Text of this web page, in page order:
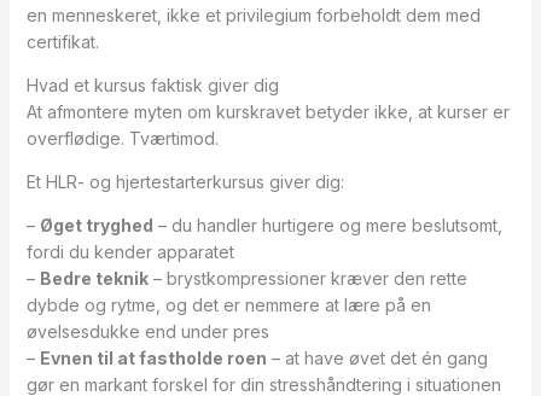
en menneskeret, ikke et privilegium forbeholdt dem med
certifikat.
Hvad et kursus faktisk giver dig
At afmontere myten om kurskravet betyder ikke, at kurser er
overflødige. Tværtimod.
Et HLR- og hjertestarterkursus giver dig:
– Øget tryghed – du handler hurtigere og mere beslutsomt,
fordi du kender apparatet
– Bedre teknik– brystkompressioner kræver den rette
dybde og rytme, og det er nemmere at lære på en
øvelsesdukke end under pres
– Evnen til at fastholde roen – at have øvet det én gang
gør en markant forskel for din stresshåndtering i situationen